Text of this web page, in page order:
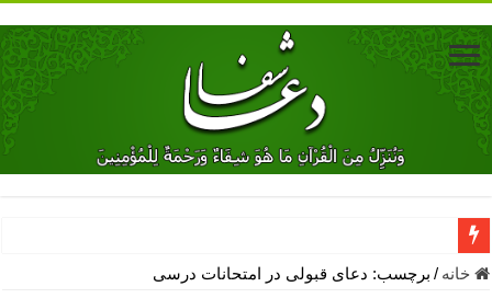
دعای جلب محبت فوری معشوق – دعای جلب محبت شوهر
خانه / برچسب: دعای قبولی در امتحانات درسی